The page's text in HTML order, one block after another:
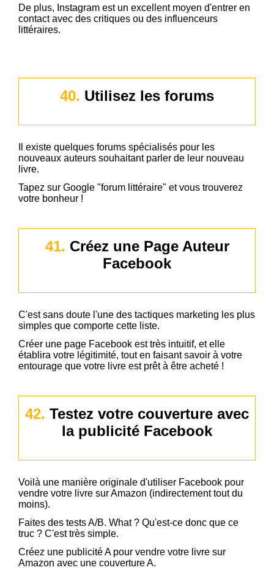
De plus, Instagram est un excellent moyen d'entrer en
contact avec des critiques ou des influenceurs
littéraires.
40. Utilisez les forums
Il existe quelques forums spécialisés pour les
nouveaux auteurs souhaitant parler de leur nouveau
livre.
Tapez sur Google "forum littéraire" et vous trouverez
votre bonheur !
41. Créez une Page Auteur
Facebook
C'est sans doute l'une des tactiques marketing les plus
simples que comporte cette liste.
Créer une page Facebook est très intuitif, et elle
établira votre légitimité, tout en faisant savoir à votre
entourage que votre livre est prêt à être acheté !
42. Testez votre couverture avec
la publicité Facebook
Voilà une manière originale d'utiliser Facebook pour
vendre votre livre sur Amazon (indirectement tout du
moins).
Faites des tests A/B. What ? Qu'est-ce donc que ce
truc ? C'est très simple.
Créez une publicité A pour vendre votre livre sur
Amazon avec une couverture A.